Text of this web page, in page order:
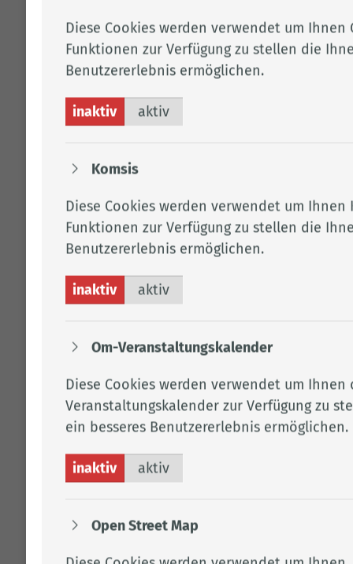
ZUSTÄNDIG FÜR CAPPELN, EMSTEK UND
CLOPPENBURG
Mobil:0173 2485039
Fax: 04471 15 330
Per E-Mail kontaktieren
0.032
Downloads
Klick Clack: Fly­er „Fa­mi­li­en mit Zu­kunft“
Klick Clack: Fly­er "Spie­len und för­dern"
Fly­er - "Rund um die Ge­burt"
Links
Checklisten rund um die Geburt
Diese Cookies werden verwendet um Ihnen
Funktionen zur Verfügung zu stellen die
Benutzererlebnis ermöglichen.
inaktiv aktiv
Komsis
Diese Cookies werden verwendet um Ihnen
Funktionen zur Verfügung zu stellen die
Benutzererlebnis ermöglichen.
inaktiv aktiv
Om-Veranstaltungskalender
Diese Cookies werden verwendet um Ihnen
Veranstaltungskalender zur Verfügung zu
ein besseres Benutzererlebnis ermöglichen.
inaktiv aktiv
Open Street Map